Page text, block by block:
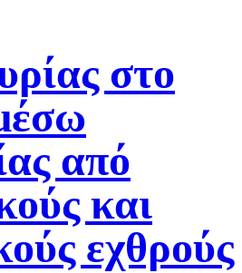
στο
από
και
εχθρούς